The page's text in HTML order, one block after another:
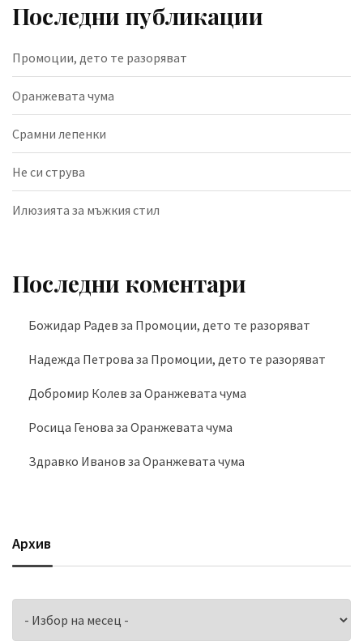
Последни публикации
Промоции, дето те разоряват
Оранжевата чума
Срамни лепенки
Не си струва
Илюзията за мъжкия стил
Последни коментари
Божидар Радев за Промоции, дето те разоряват
Надежда Петрова за Промоции, дето те разоряват
Добромир Колев за Оранжевата чума
Росица Генова за Оранжевата чума
Здравко Иванов за Оранжевата чума
Архив
Архив